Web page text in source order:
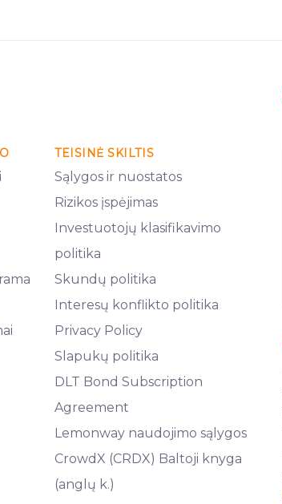
TEISINĖ SKILTIS
Sąlygos ir nuostatos
Rizikos įspėjimas
Investuotojų klasifikavimo
politika
Skundų politika
Interesų konflikto politika
Privacy Policy
Slapukų politika
DLT Bond Subscription
Agreement
Lemonway naudojimo sąlygos
CrowdX (CRDX) Baltoji knyga
(anglų k.)